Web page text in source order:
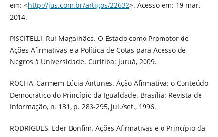
em: <http://jus.com.br/artigos/22632>. Acesso em: 19 mar.
2014.
PISCITELLI, Rui Magalhães. O Estado como Promotor de
Ações Afirmativas e a Política de Cotas para Acesso de
Negros à Universidade. Curitiba: Juruá, 2009.
ROCHA, Carmem Lúcia Antunes. Ação Afirmativa: o Conteúdo
Democrático do Princípio da Igualdade. Brasília: Revista de
Informação, n. 131, p. 283-295, jul./set., 1996.
RODRIGUES, Eder Bonfim. Ações Afirmativas e o Princípio da